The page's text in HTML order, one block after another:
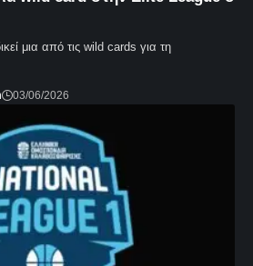
μια από τις wild cards για τη
03/06/2026